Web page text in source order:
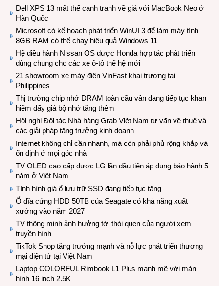
Dell XPS 13 mất thế cạnh tranh về giá với MacBook Neo ở
Hàn Quốc
Microsoft có kế hoạch phát triển WinUI 3 để làm máy tính
8GB RAM có thể chạy hiệu quả Windows 11
Hệ điều hành Nissan OS được Honda hợp tác phát triển
dùng chung cho các xe ô-tô thế hệ mới
21 showroom xe máy điện VinFast khai trương tại
Philippines
Thị trường chip nhớ DRAM toàn cầu vẫn đang tiếp tục khan
hiếm đẩy giá bộ nhớ tăng thêm
Hội nghị Đối tác Nhà hàng Grab Việt Nam tư vấn về thuế và
các giải pháp tăng trưởng kinh doanh
Internet không chỉ cần nhanh, mà còn phải phủ rộng khắp và
ổn định ở mọi góc nhà
TV OLED cao cấp được LG lần đầu tiên áp dụng bảo hành 5
năm ở Việt Nam
Tình hình giá ổ lưu trữ SSD đang tiếp tục tăng
Ổ đĩa cứng HDD 50TB của Seagate có khả năng xuất
xưởng vào năm 2027
TV thông minh ảnh hưởng tới thói quen của người xem
truyền hình
TikTok Shop tăng trưởng mạnh và nỗ lực phát triển thương
mại điện tử tại Việt Nam
Laptop COLORFUL Rimbook L1 Plus mạnh mẽ với màn
hình 16 inch 2.5K